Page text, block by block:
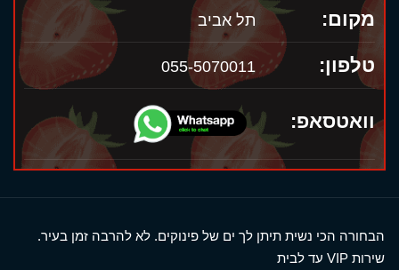
מקום: תל אביב
טלפון: 055-5070011
וואטסאפ:
הבחורה הכי נשית תיתן לך ים של פינוקים. לא להרבה זמן בעיר.
שירות VIP עד לבית